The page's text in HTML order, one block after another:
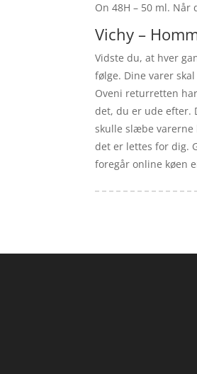
On 48H – 50 ml.
Vichy –
Vidste du, at hver
følge. Dine varer
Oveni returretten
det, du er ude efter.
skulle slæbe varerne
det er lettes for dig.
foregår online køen